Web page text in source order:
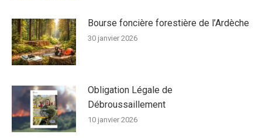
Bourse foncière forestière de l’Ardèche
30 janvier 2026
Obligation Légale de
Débroussaillement
10 janvier 2026